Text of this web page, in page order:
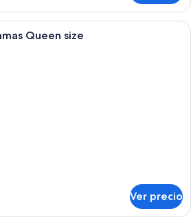
Habitación de hotel con dos camas,
Queen size
Ver precio